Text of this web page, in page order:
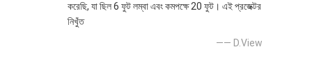
করেছি, যা ছিল 6 ফুট লম্বা এবং কমপক্ষে 20 ফুট। এই প্রজেক্টর
নিখুঁত
—— D.View